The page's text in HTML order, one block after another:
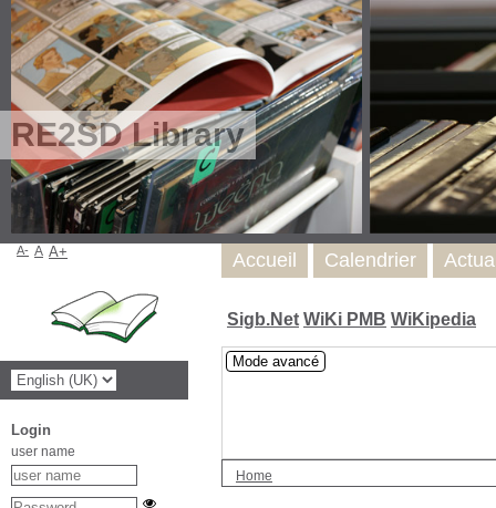
RE2SD Library
Sigb.Net WiKi PMB WiKipedia
Mode avancé
Home
Accueil Calendrier
A- A A+
Login
user name